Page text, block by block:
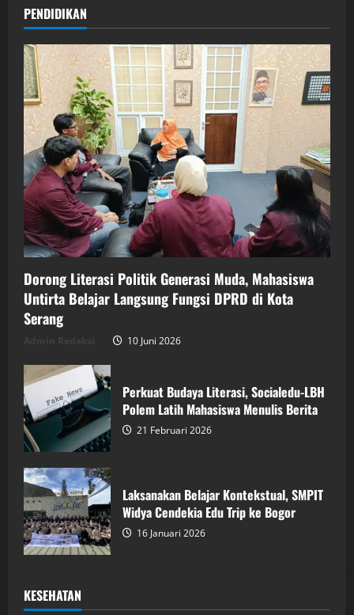
PENDIDIKAN
Dorong Literasi Politik Generasi Muda, Mahasiswa
Untirta Belajar Langsung Fungsi DPRD di Kota
Serang
10 Juni 2026
Perkuat Budaya Literasi, Socialedu-LBH
Polem Latih Mahasiswa Menulis Berita
21 Februari 2026
Laksanakan Belajar Kontekstual, SMPIT
Widya Cendekia Edu Trip ke Bogor
16 Januari 2026
KESEHATAN